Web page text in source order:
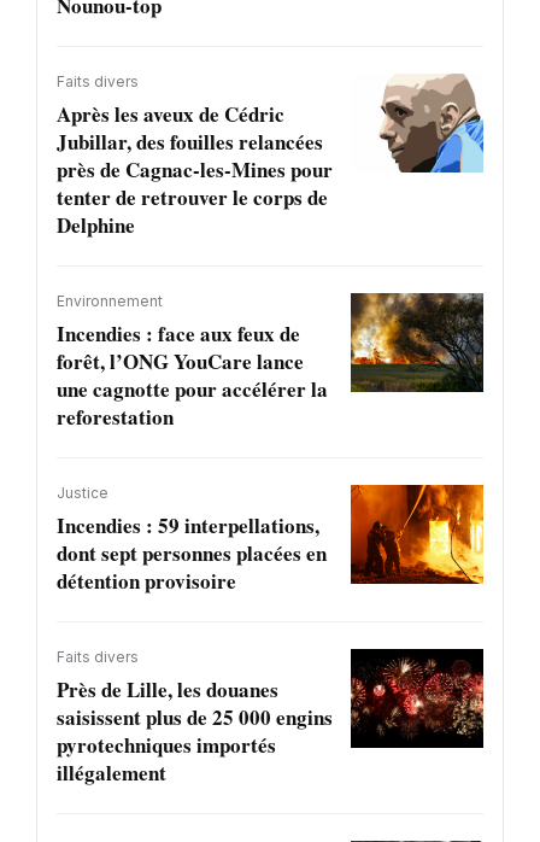
Faits divers
Après les aveux de Cédric
Jubillar, des fouilles relancées
près de Cagnac-les-Mines pour
tenter de retrouver le corps de
Delphine
Environnement
Incendies : face aux feux de
forêt, l’ONG YouCare lance
une cagnotte pour accélérer la
reforestation
Justice
Incendies : 59 interpellations,
dont sept personnes placées en
détention provisoire
Faits divers
Près de Lille, les douanes
saisissent plus de 25 000 engins
pyrotechniques importés
illégalement